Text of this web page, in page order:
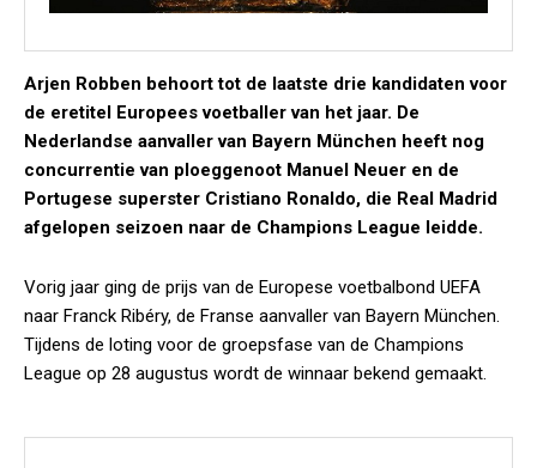
Arjen Robben behoort tot de laatste drie kandidaten voor
de eretitel Europees voetballer van het jaar. De
Nederlandse aanvaller van Bayern München heeft nog
concurrentie van ploeggenoot Manuel Neuer en de
Portugese superster Cristiano Ronaldo, die Real Madrid
afgelopen seizoen naar de Champions League leidde.
Vorig jaar ging de prijs van de Europese voetbalbond UEFA
naar Franck Ribéry, de Franse aanvaller van Bayern München.
Tijdens de loting voor de groepsfase van de Champions
League op 28 augustus wordt de winnaar bekend gemaakt.